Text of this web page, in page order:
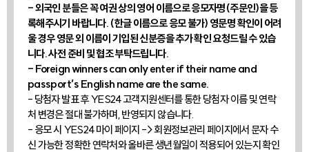
- 외국인 분들은 꼭 여권 상의 영어 이름으로 응모자명(주문인)을 등
록해주시기 바랍니다. (한글 이름으로 응모 불가) 영문명 확인이 어려
울 경우 영문 외 이름이 기입된 신분증을 추가 확인 요청드릴 수 있습
니다. 사전 준비 및 협조 부탁드립니다.
- Foreign winners can only enter if their name and
passport’s English name are the same.
- 당첨자 발표 후 YES24 고객지원센터를 통한 당첨자 이름 및 연락
처 변경은 절대 불가하며, 반영되지 않습니다.
- 응모 시 YES24 마이 페이지 -> 회원정보관리 페이지에서 문자 수
신 가능한 정확한 연락처와 올바른 생년월일이 적용되어 있는지 확인